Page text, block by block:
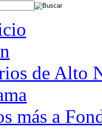
de Alto
más a